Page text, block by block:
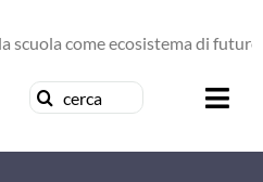
come ecosistema di futuro
Cerca